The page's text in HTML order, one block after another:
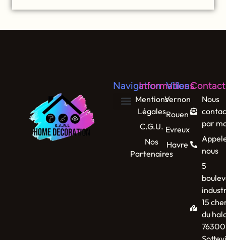
NavigationInformations
Mentions
Légales
C.G.U.
Nos
Partenaires
Villes
Vernon
Rouen
Evreux
Havre
Contact
Nous
par
nous
5
15
du
76300